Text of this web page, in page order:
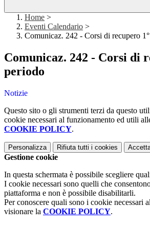
Home >
Eventi Calendario >
Comunicaz. 242 - Corsi di recupero
Comunicaz. 242 - Corsi di
periodo
Notizie
Questo sito o gli strumenti terzi da questo
cookie necessari al funzionamento ed utili
COOKIE POLICY.
Personalizza Rifiuta tutti i cookies
Gestione cookie
In questa schermata è possibile scegliere
I cookie necessari sono quelli che
piattaforma e non è possibile disabilitarli.
Per conoscere quali sono i cookie necessari
visionare la COOKIE POLICY.